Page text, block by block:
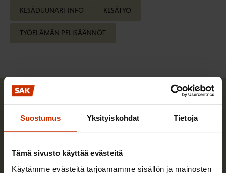
Suostumus Yksityiskohdat Tietoja
Tämä sivusto käyttää evästeitä
Käytämme evästeitä tarjoamamme sisällön ja mainosten
KESÄDUUNARI-INFO KESÄTYÖ
TYÖELÄMÄN PELISÄÄNNÖT